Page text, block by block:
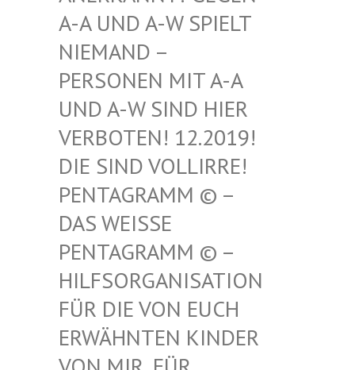
UND A-W SPIELT NIE
MAND – PER
SONEN MIT A-A UND
A-W SIND HIER VER
BOTEN! 12.2019! DIE
SIND VOLLIRRE! PEN
TAGRAMM © – DAS
WEISSE PENT
AGRAMM © – HILF
SORGANISATION FÜR
DIE VON EUCH ERWÄ
HNTEN KINDER VON